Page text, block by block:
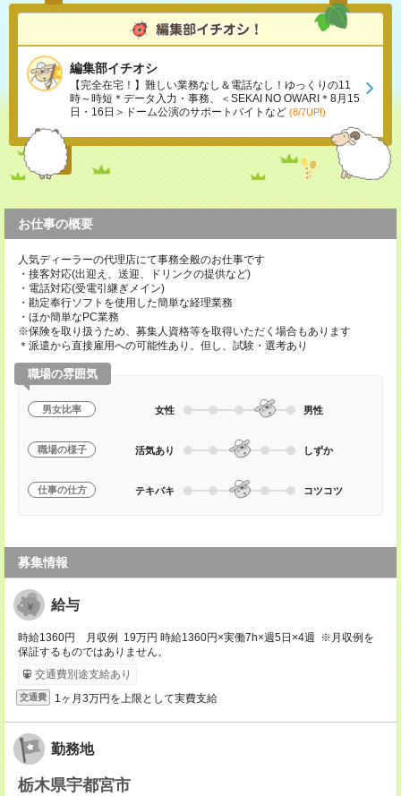
編集部イチオシ
【完全在宅！】難しい業務なし＆電話なし！ゆっくりの11
時～時短＊データ入力・事務、＜SEKAI NO OWARI＊8月15
日・16日＞ドーム公演のサポートバイトなど (8/7UP!)
お仕事の概要
人気ディーラーの代理店にて事務全般のお仕事です
・接客対応(出迎え、送迎、ドリンクの提供など)
・電話対応(受電引継ぎメイン)
・勘定奉行ソフトを使用した簡単な経理業務
・ほか簡単なPC業務
※保険を取り扱うため、募集人資格等を取得いただく場合もあります
＊派遣から直接雇用への可能性あり。但し、試験・選考あり
職場の雰囲気
男女比率 女性 男性
職場の様子 活気あり しずか
仕事の仕方 テキパキ コツコツ
募集情報
給与
時給1360円 月収例 19万円 時給1360円×実働7h×週5日×4週 ※月収例を
保証するものではありません。
交通費別途支給あり
交通費 1ヶ月3万円を上限として実費支給
勤務地
栃木県宇都宮市